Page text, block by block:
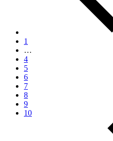
1
…
4
5
6
7
8
9
10